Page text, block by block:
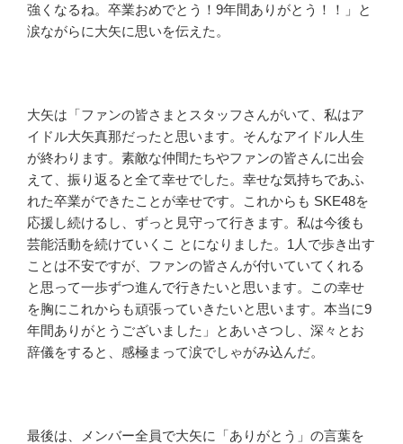
強くなるね。卒業おめでとう！9年間ありがとう！！」と
涙ながらに大矢に思いを伝えた。
大矢は「ファンの皆さまとスタッフさんがいて、私はア
イドル大矢真那だったと思います。そんなアイドル人生
が終わります。素敵な仲間たちやファンの皆さんに出会
えて、振り返ると全て幸せでした。幸せな気持ちであふ
れた卒業ができたことが幸せです。これからも SKE48を
応援し続けるし、ずっと見守って行きます。私は今後も
芸能活動を続けていくこ とになりました。1人で歩き出す
ことは不安ですが、ファンの皆さんが付いていてくれる
と思って一歩ずつ進んで行きたいと思います。この幸せ
を胸にこれからも頑張っていきたいと思います。本当に9
年間ありがとうございました」とあいさつし、深々とお
辞儀をすると、感極まって涙でしゃがみ込んだ。
最後は、メンバー全員で大矢に「ありがとう」の言葉を